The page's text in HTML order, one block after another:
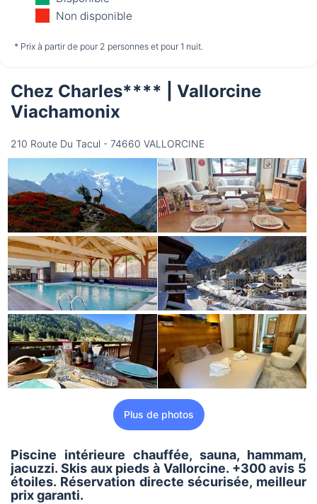
11/08
non disponible non disponible
Vendredi
non disponible
Non disponible
* Prix à partir de pour 2 personnes et pour 1 nuit.
Chez Charles**** | Vallorcine
Viachamonix
210 Route Du Tacul - 74660 VALLORCINE
Plus de photos
Piscine intérieure chauffée, sauna, hammam,
jacuzzi. Skis aux pieds à Vallorcine. +300 avis 5
étoiles. Réservation directe sécurisée, meilleur
prix garanti.